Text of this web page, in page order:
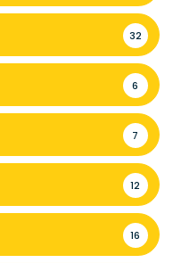
32
6
7
12
16